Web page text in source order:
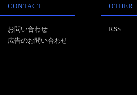
CONTACT
お問い合わせ
広告のお問い合わせ
OTHER
RSS